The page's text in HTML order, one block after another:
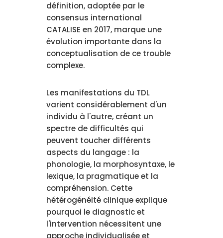
définition, adoptée par le
consensus international
CATALISE en 2017, marque une
évolution importante dans la
conceptualisation de ce trouble
complexe.
Les manifestations du TDL
varient considérablement d'un
individu à l'autre, créant un
spectre de difficultés qui
peuvent toucher différents
aspects du langage : la
phonologie, la morphosyntaxe, le
lexique, la pragmatique et la
compréhension. Cette
hétérogénéité clinique explique
pourquoi le diagnostic et
l'intervention nécessitent une